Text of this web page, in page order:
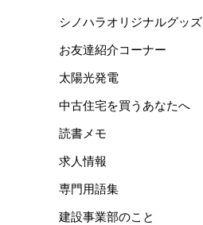
シノハラオリジナルグッズ
お友達紹介コーナー
太陽光発電
中古住宅を買うあなたへ
読書メモ
求人情報
専門用語集
建設事業部のこと